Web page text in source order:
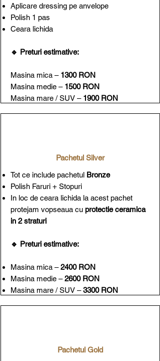
Aplicare dressing pe anvelope
Polish 1 pas
Ceara lichida
🔹 Preturi estimative:
Masina mica – 1300 RON
Masina medie – 1500 RON
Masina mare / SUV – 1900 RON
Pachetul Silver
Tot ce include pachetul Bronze
Polish Faruri + Stopuri
In loc de ceara lichida la acest pachet
protejam vopseaua cu protectie ceramica
in 2 straturi
🔹 Preturi estimative:
Masina mica –2400 RON
Masina medie –2600 RON
Masina mare / SUV –3300 RON​
Pachetul Gold